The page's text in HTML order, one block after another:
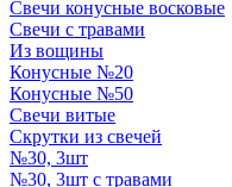
Свечи конусные восковые
Свечи с травами
Из вощины
Конусные №20
Конусные №50
Свечи витые
Скрутки из свечей
№30, 3шт
№30, 3шт с травами